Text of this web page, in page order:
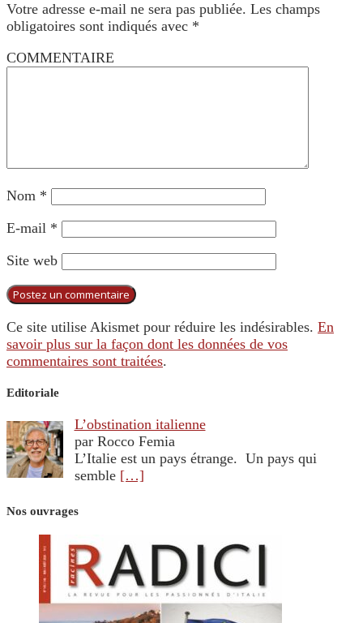
Votre adresse e-mail ne sera pas publiée. Les champs
obligatoires sont indiqués avec *
COMMENTAIRE
Nom *
E-mail *
Site web
Ce site utilise Akismet pour réduire les indésirables. En
savoir plus sur la façon dont les données de vos
commentaires sont traitées.
Editoriale
L’obstination italienne
par Rocco Femia
L’Italie est un pays étrange. Un pays qui
semble […]
Nos ouvrages